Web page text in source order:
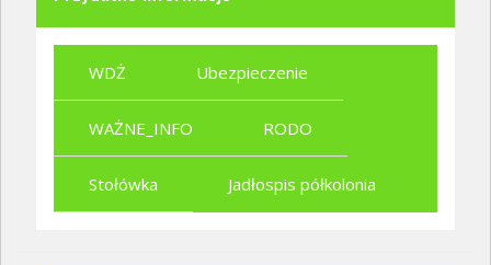
WDŻ Ubezpieczenie
WAŻNE_INFO RODO
Stołówka Jadłospis półkolonia